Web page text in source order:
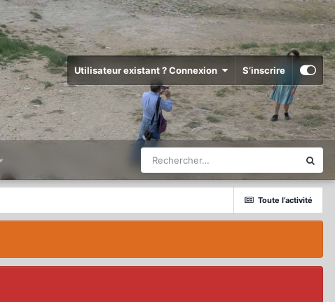
Utilisateur existant ? Connexion S’inscrire
Toute l’activité